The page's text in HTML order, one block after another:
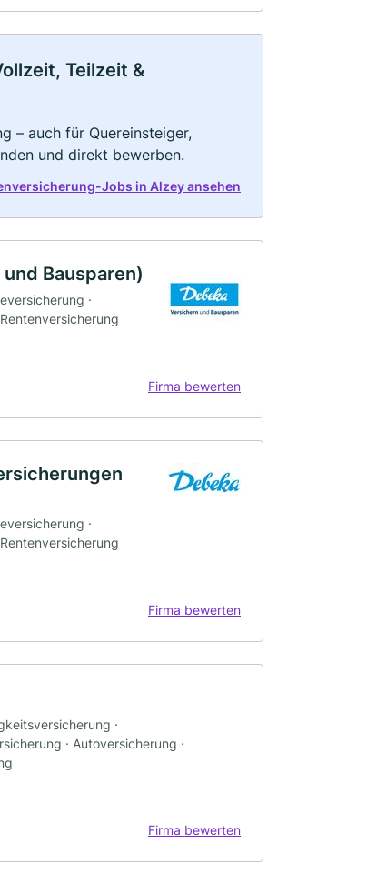
Teilzeit &
– auch für Quereinsteiger,
und direkt bewerben.
Jobs in Alzey ansehen
Bausparen)
·
Firma bewerten
·
Firma bewerten
·
· Autoversicherung ·
Firma bewerten